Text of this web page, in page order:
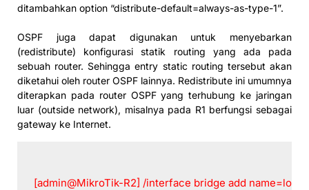
ditambahkan option “distribute-default=always-as-type-1”.
OSPF juga dapat digunakan untuk menyebarkan
(redistribute) konfigurasi statik routing yang ada pada
sebuah router. Sehingga entry static routing tersebut akan
diketahui oleh router OSPF lainnya. Redistribute ini umumnya
diterapkan pada router OSPF yang terhubung ke jaringan
luar (outside network), misalnya pada R1 berfungsi sebagai
gateway ke Internet.
[admin@MikroTik-R2] /interface bridge add